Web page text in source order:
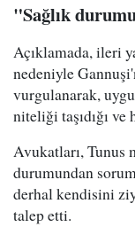
"Sağlık
Açıklamada, ileri
nedeniyle
vurgulanarak,
niteliği taşıdığı ve
Avukatları, Tunus
durumundan
derhal kendisini
talep etti.